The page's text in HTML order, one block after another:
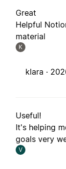
Great
Helpful
material
K
klara ·
Useful!
It's helping
goals very
V